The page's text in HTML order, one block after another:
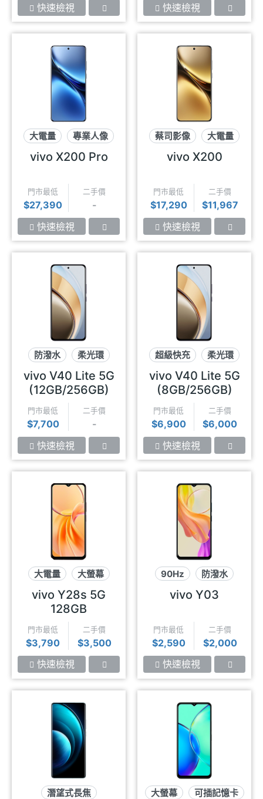
快速檢視
快速檢視
大電量
專業人像
蔡司2億長焦
vivo X200 Pro
門市最低
$27,390
二手價
-
快速檢視
蔡司影像
大電量
專業人像
vivo X200
門市最低
$17,290
二手價
$11,967
快速檢視
防潑水
柔光環
超級快充
vivo V40 Lite 5G
(12GB/256GB)
門市最低
$7,700
二手價
-
快速檢視
超級快充
柔光環
防潑水
vivo V40 Lite 5G
(8GB/256GB)
門市最低
$6,900
二手價
$6,000
快速檢視
大電量
大螢幕
雙鏡頭
vivo Y28s 5G
128GB
門市最低
$3,790
二手價
$3,500
快速檢視
90Hz
防潑水
長續航
vivo Y03
門市最低
$2,590
二手價
$2,000
快速檢視
潛望式長焦
大螢幕
可插記憶卡